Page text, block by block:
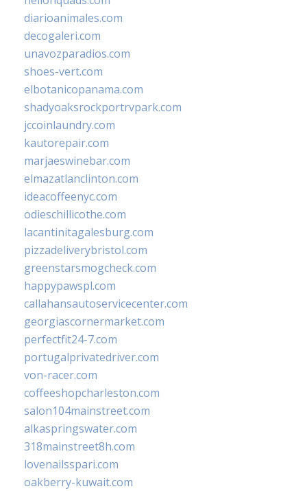
diarioanimales.com
decogaleri.com
unavozparadios.com
shoes-vert.com
elbotanicopanama.com
shadyoaksrockportrvpark.com
jccoinlaundry.com
kautorepair.com
marjaeswinebar.com
elmazatlanclinton.com
ideacoffeenyc.com
odieschillicothe.com
lacantinitagalesburg.com
pizzadeliverybristol.com
greenstarsmogcheck.com
happypawspl.com
callahansautoservicecenter.com
georgiascornermarket.com
perfectfit24-7.com
portugalprivatedriver.com
von-racer.com
coffeeshopcharleston.com
salon104mainstreet.com
alkaspringswater.com
318mainstreet8h.com
lovenailsspari.com
oakberry-kuwait.com